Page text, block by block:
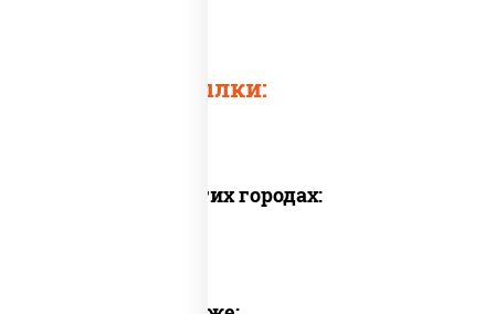
Быстрые ссылки:
Доставка в других городах: